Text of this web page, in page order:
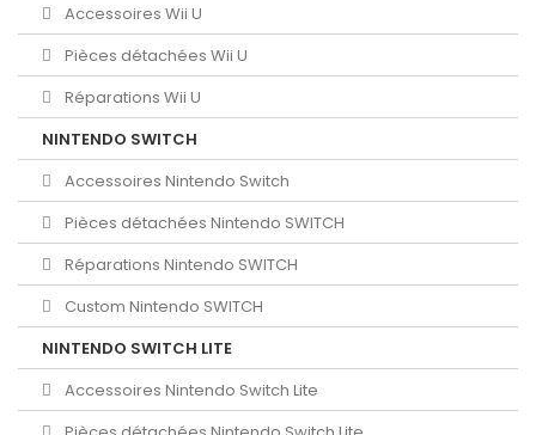
Accessoires Wii U
Pièces détachées Wii U
Réparations Wii U
NINTENDO SWITCH
Accessoires Nintendo Switch
Pièces détachées Nintendo SWITCH
Réparations Nintendo SWITCH
Custom Nintendo SWITCH
NINTENDO SWITCH LITE
Accessoires Nintendo Switch Lite